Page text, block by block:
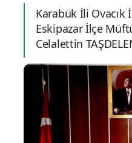
Karabük İli
Eskipazar İlçe
Celalettin